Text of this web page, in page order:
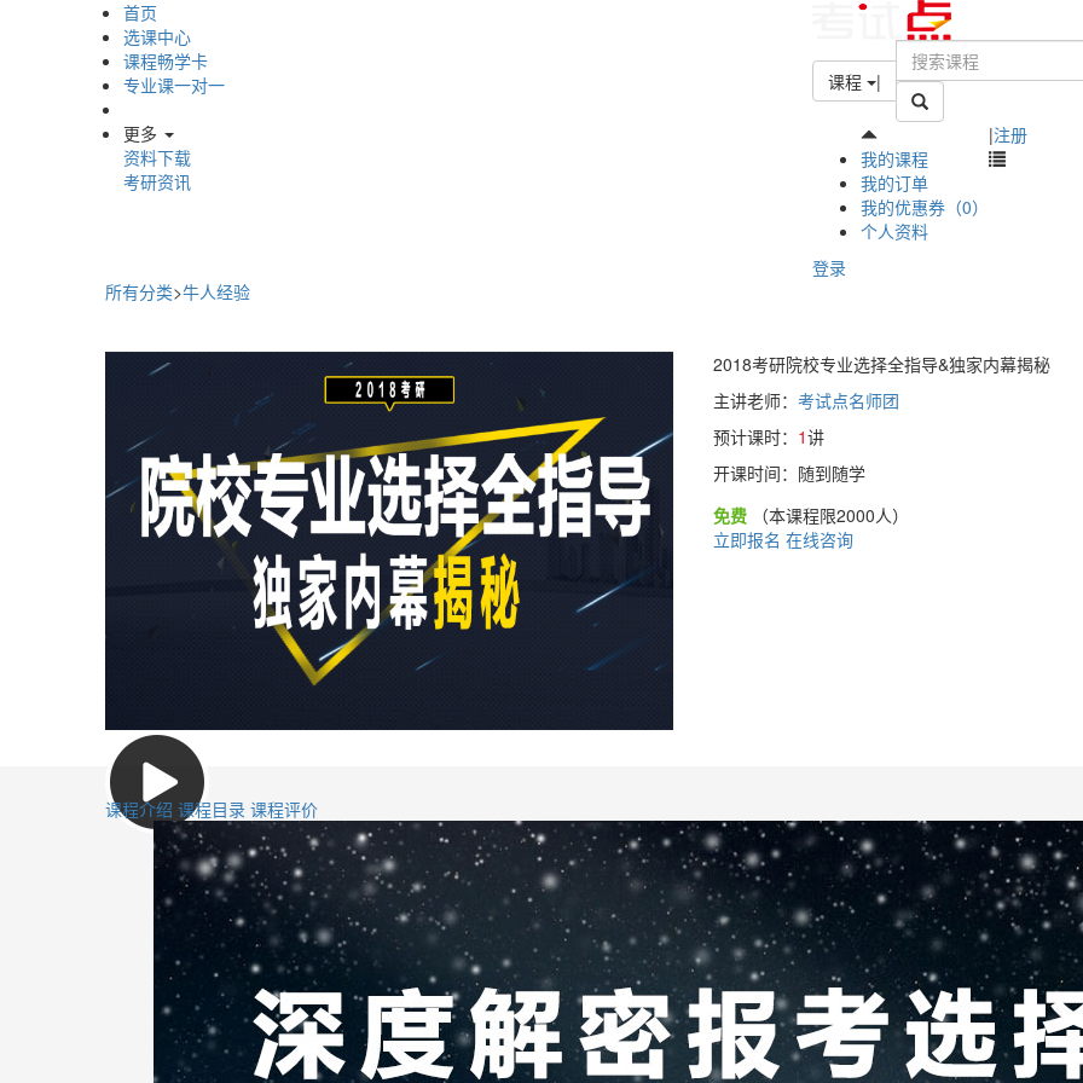
首页
选课中心
课程畅学卡
专业课一对一
更多
资料下载
考研资讯
课程 |
我的课程
我的订单
我的优惠券（0）
个人资料
登录
|注册
所有分类>牛人经验
2018考研院校专业选择全指导&独家内幕揭秘
主讲老师： 考试点名师团
预计课时： 1讲
开课时间：随到随学
免费
（本课程限2000人）
立即报名 在线咨询
课程介绍 课程目录 课程评价